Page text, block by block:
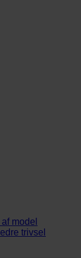
model
trivsel